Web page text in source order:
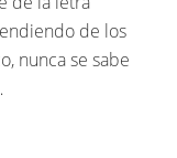
de los
nunca se sabe